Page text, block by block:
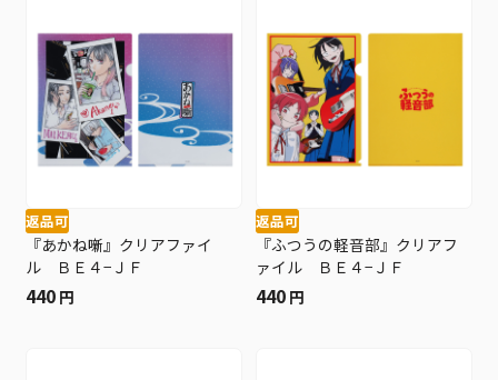
返品可
『あかね噺』クリアファイ
ル ＢＥ４−ＪＦ
440 円
返品可
『ふつうの軽音部』クリアフ
ァイル ＢＥ４−ＪＦ
440 円